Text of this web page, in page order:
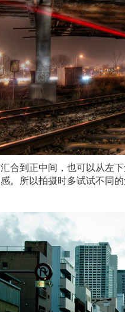
合到正中间，也可以从左
。所以拍摄时多试试不同